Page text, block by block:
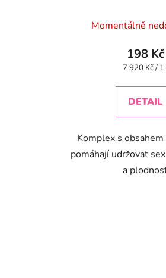
Momentálně
198 Kč
Měrná
7 920 Kč /
DETAIL
Komplex s
pomáhají udržovat
a